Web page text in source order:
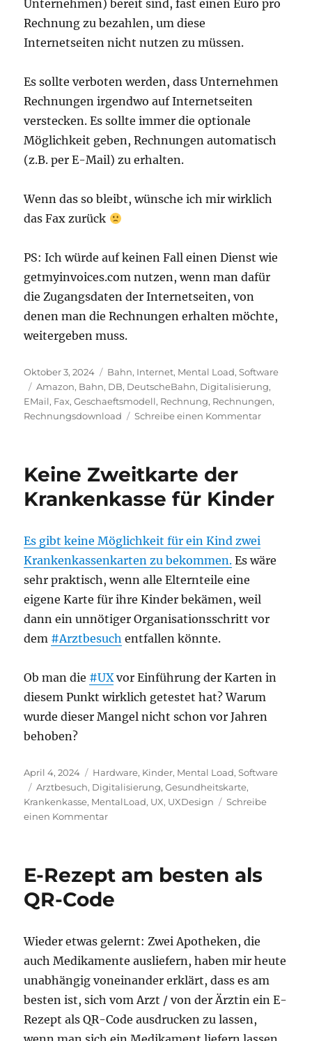
Unternehmen) bereit sind, fast einen Euro pro
Rechnung zu bezahlen, um diese
Internetseiten nicht nutzen zu müssen.
Es sollte verboten werden, dass Unternehmen
Rechnungen irgendwo auf Internetseiten
verstecken. Es sollte immer die optionale
Möglichkeit geben, Rechnungen automatisch
(z.B. per E-Mail) zu erhalten.
Wenn das so bleibt, wünsche ich mir wirklich
das Fax zurück
PS: Ich würde auf keinen Fall einen Dienst wie
getmyinvoices.com nutzen, wenn man dafür
die Zugangsdaten der Internetseiten, von
denen man die Rechnungen erhalten möchte,
weitergeben muss.
Veröffentlicht
am
Oktober 3, 2024 Kategorien
Bahn, Internet, Mental Load,Software
Schlagwörter
Amazon, Bahn, DB, DeutscheBahn, Digitalisierung,
EMail, Fax,Geschaeftsmodell, Rechnung, Rechnungen,
Rechnungsdownload
Schreibe einen Kommentarzu
Keine Zweitkarte der
Krankenkasse für Kinder
Es gibt keine Möglichkeit für ein Kind zwei
Krankenkassenkarten zu bekommen. Es wäre
sehr praktisch, wenn alle Elternteile eine
eigene Karte für ihre Kinder bekämen, weil
dann ein unnötiger Organisationsschritt vor
dem #Arztbesuch entfallen könnte.
Ob man die #UXvor Einführung der Karten in
diesem Punkt wirklich getestet hat? Warum
wurde dieser Mangel nicht schon vor Jahren
behoben?
Veröffentlicht
am
April 4, 2024 Kategorien
Hardware, Kinder, Mental Load,Software
Schlagwörter
Arztbesuch, Digitalisierung,Gesundheitskarte,
Krankenkasse, MentalLoad, UX, UXDesign
Schreibe
einen Kommentarzu
Krankenkasse
Kinder
E-Rezept am besten als
QR-Code
Wieder etwas gelernt: Zwei Apotheken, die
auch Medikamente ausliefern, haben mir heute
unabhängig voneinander erklärt, dass es am
besten ist, sich vom Arzt / von der Ärztin ein E-
Rezept als QR-Code ausdrucken zu lassen,